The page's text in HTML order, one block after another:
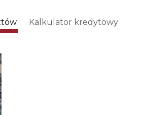
Kalkulator kredytowy